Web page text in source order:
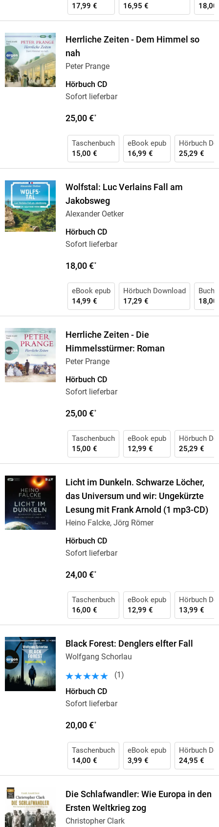
17,99 €
16,95 €
18,00
Herrliche Zeiten - Dem Himmel so
nah
Peter Prange
Hörbuch CD
Sofort lieferbar
25,00 €*
Taschenbuch
15,00 €
eBook epub
16,99 €
Hörbuch
25,29 €
Wolfstal: Luc Verlains Fall am
Jakobsweg
Alexander Oetker
Hörbuch CD
Sofort lieferbar
18,00 €*
eBook epub
14,99 €
Hörbuch Download
17,29 €
Buch
18,00
Herrliche Zeiten - Die
Himmelsstürmer: Roman
Peter Prange
Hörbuch CD
Sofort lieferbar
25,00 €*
Taschenbuch
15,00 €
eBook epub
12,99 €
Hörbuch
25,29 €
Licht im Dunkeln. Schwarze Löcher,
das Universum und wir: Ungekürzte
Lesung mit Frank Arnold (1 mp3-CD)
Heino Falcke, Jörg Römer
Hörbuch CD
Sofort lieferbar
24,00 €*
Taschenbuch
16,00 €
eBook epub
12,99 €
Hörbuch
13,99 €
Black Forest: Denglers elfter Fall
Wolfgang Schorlau
(1 )
Hörbuch CD
Sofort lieferbar
20,00 €*
Taschenbuch
14,00 €
eBook epub
3,99 €
Hörbuch
24,95 €
Die Schlafwandler: Wie Europa in den
Ersten Weltkrieg zog
Christopher Clark